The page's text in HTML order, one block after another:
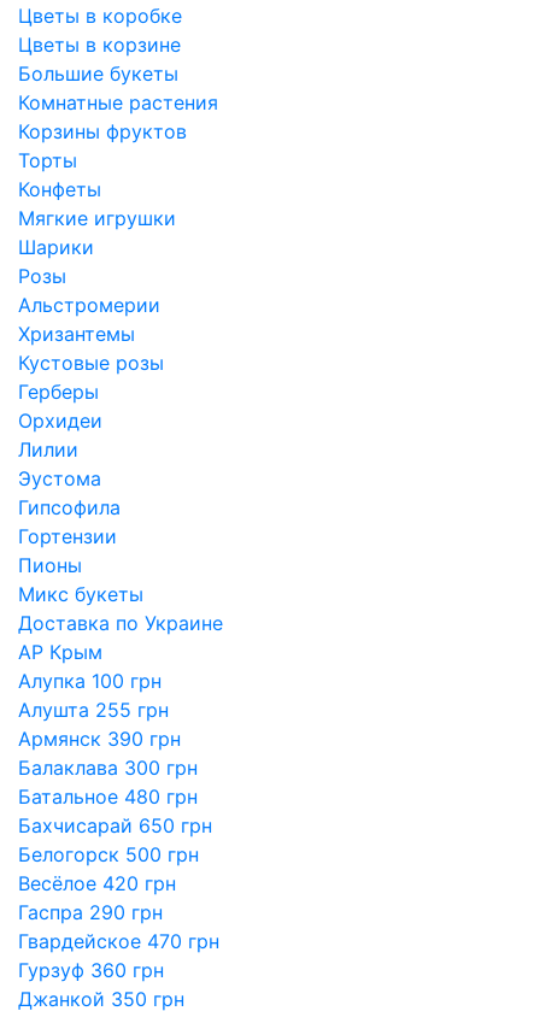
Цветы в коробке
Цветы в корзине
Большие букеты
Комнатные растения
Корзины фруктов
Торты
Конфеты
Мягкие игрушки
Шарики
Розы
Альстромерии
Хризантемы
Кустовые розы
Герберы
Орхидеи
Лилии
Эустома
Гипсофила
Гортензии
Пионы
Микс букеты
Доставка по Украине
АР Крым
Алупка 100 грн
Алушта 255 грн
Армянск 390 грн
Балаклава 300 грн
Батальное 480 грн
Бахчисарай 650 грн
Белогорск 500 грн
Весёлое 420 грн
Гаспра 290 грн
Гвардейское 470 грн
Гурзуф 360 грн
Джанкой 350 грн